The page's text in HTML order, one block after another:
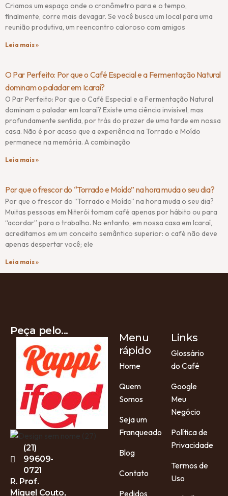
Criamos um espaço onde o cronômetro para e o tempo,
finalmente, corre mais devagar. Se você busca um local para uma
reunião produtiva, um reencontro caloroso com amigos
Leia mais »
O Par Perfeito: Por que o Café Especial e a Fermentação Natural
dominam o paladar em Icaraí?
O Par Perfeito: Por que o Café Especial e a Fermentação Natural
dominam o paladar em Icaraí? Existe uma ciência invisível, mas
profundamente sentida, por trás do prazer de uma tarde em nossa
casa. Não é por acaso que a experiência na Torrado e Moído
permanece na memória. A combinação
Leia mais »
Por que o frescor do “Torrado e Moído” na hora muda o seu dia?
Por que o frescor do “Torrado e Moído” na hora muda o seu dia?
Muitas pessoas em Niterói tomam café apenas por hábito ou para
“acordar” para o trabalho. No entanto, em nossa casa em Icaraí,
acreditamos em um conceito semântico superior: o café não deve
apenas despertar você; ele
Leia mais »
Peça pelo...
(21)
99609-
0721
R. Prof.
Miguel Couto,
Menu
rápido
Home
Quem
Somos
Seja um
Franqueado
Blog
Contato
Pedidos
Links
Glossário
do Café
Google
Meu
Negócio
Política de
Privacidade
Termos de
Uso